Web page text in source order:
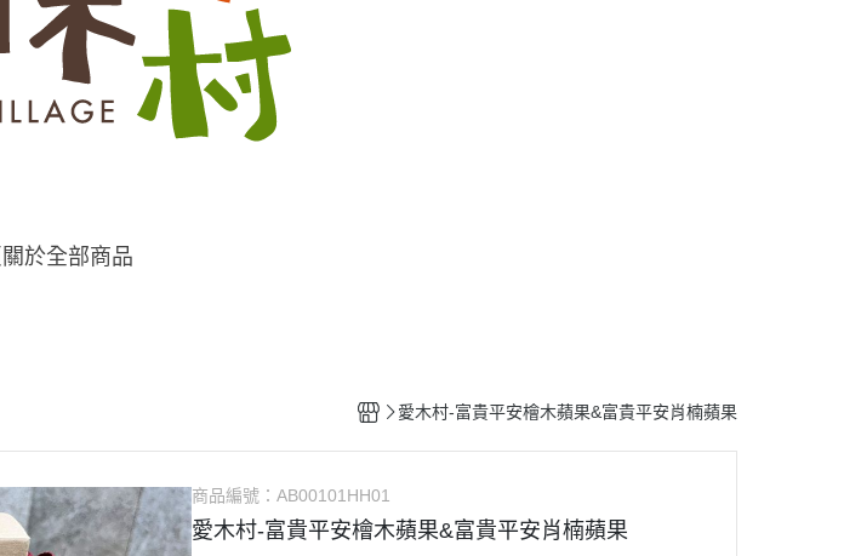
關於全部商品
愛木村-富貴平安檜木蘋果&富貴平安肖楠蘋果
商品編號：AB00101HH01
愛木村-富貴平安檜木蘋果&富貴平安肖楠蘋果